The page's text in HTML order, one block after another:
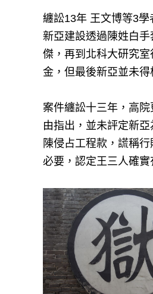
纏訟13年 王文博等3學
新亞建設透過陳姓白
傑，再到北科大研究
金，但最後新亞並未得
案件纏訟十三年，高
由指出，並未評定新
陳侵占工程款，謊稱
必要，認定王三人確實